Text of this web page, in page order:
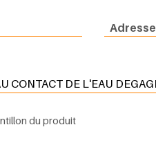
Adresse
du produit